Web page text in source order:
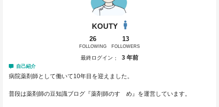
KOUTY
26
FOLLOWING
13
FOLLOWERS
最終ログイン 3 年前
自己紹介
病院薬剤師として働いて10年目を迎えました。
普段は薬剤師の豆知識ブログ『薬剤師のすゝめ』を運営しています。